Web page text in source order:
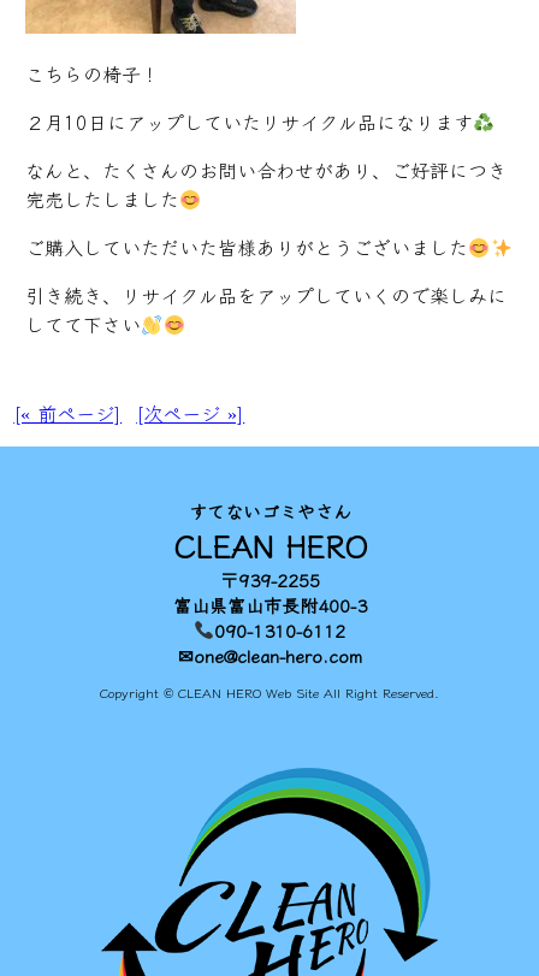
こちらの椅子！
２月10日にアップしていたリサイクル品になります
なんと、たくさんのお問い合わせがあり、ご好評につき
完売したしました
ご購入していただいた皆様ありがとうございました
引き続き、リサイクル品をアップしていくので楽しみに
してて下さい
[« 前ページ] [次ページ »]
すてないゴミやさん
CLEAN HERO
〒939-2255
富山県富山市長附400-3
090-1310-6112
✉one@clean-hero.com
Copyright © CLEAN HERO Web Site All Right Reserved.